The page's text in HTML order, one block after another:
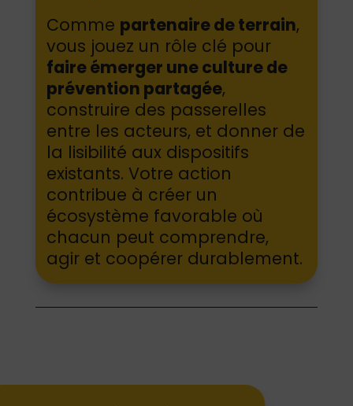
Comme partenaire de terrain,
vous jouez un rôle clé pour
faire émerger une culture de
prévention partagée,
construire des passerelles
entre les acteurs, et donner de
la lisibilité aux dispositifs
existants. Votre action
contribue à créer un
écosystème favorable où
chacun peut comprendre,
agir et coopérer durablement.